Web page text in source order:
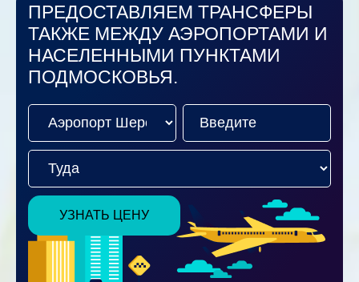
ПРЕДОСТАВЛЯЕМ ТРАНСФЕРЫ
ТАКЖЕ МЕЖДУ АЭРОПОРТАМИ И
НАСЕЛЕННЫМИ ПУНКТАМИ
ПОДМОСКОВЬЯ.
УЗНАТЬ ЦЕНУ